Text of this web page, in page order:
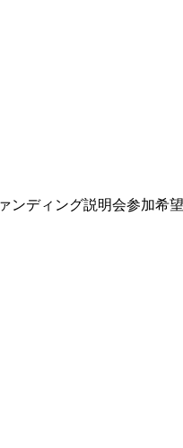
ディング説明会参加希